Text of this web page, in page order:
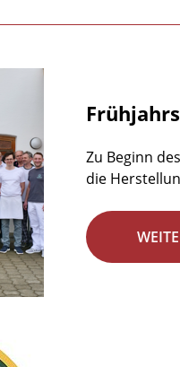
Zu Beginn
die